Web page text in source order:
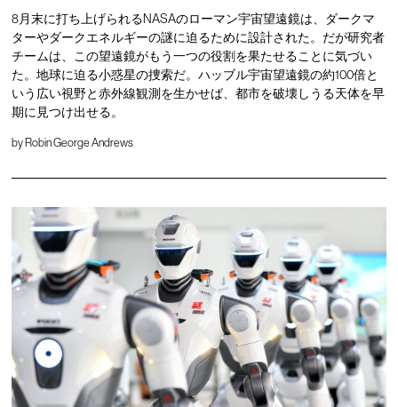
8月末に打ち上げられるNASAのローマン宇宙望遠鏡は、ダークマ
ターやダークエネルギーの謎に迫るために設計された。だが研究者
チームは、この望遠鏡がもう一つの役割を果たせることに気づい
た。地球に迫る小惑星の捜索だ。ハッブル宇宙望遠鏡の約100倍と
いう広い視野と赤外線観測を生かせば、都市を破壊しうる天体を早
期に見つけ出せる。
by Robin George Andrews